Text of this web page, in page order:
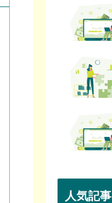
人気記事